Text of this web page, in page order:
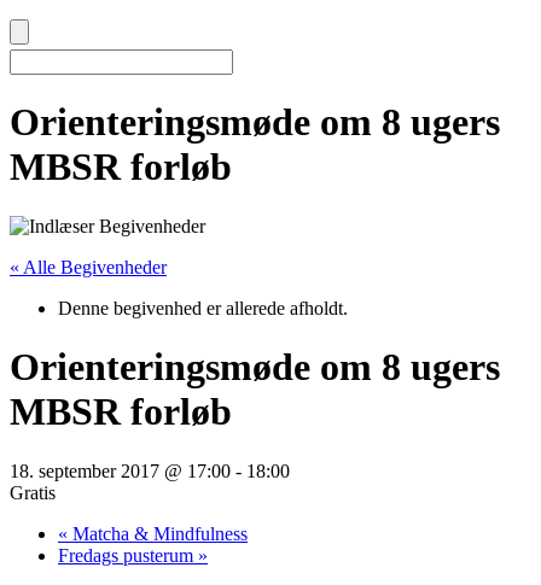
Orienteringsmøde om 8 ugers
MBSR forløb
« Alle Begivenheder
Denne begivenhed er allerede afholdt.
Orienteringsmøde om 8 ugers
MBSR forløb
18. september 2017 @ 17:00 - 18:00
Gratis
« Matcha & Mindfulness
Fredags pusterum »